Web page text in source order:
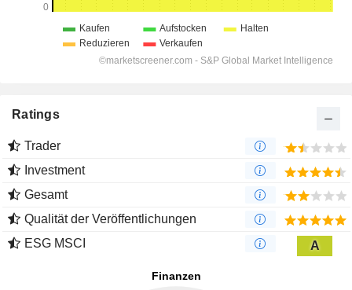
Ratings
Trader
Investment
Gesamt
Qualität der Veröffentlichungen
ESG MSCI
A